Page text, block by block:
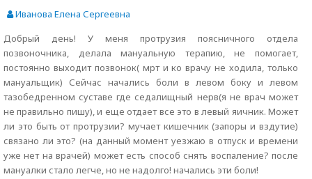
Иванова Елена Сергеевна
Добрый день! У меня протрузия поясничного отдела
позвоночника, делала мануальную терапию, не помогает,
постоянно выходит позвонок( мрт и ко врачу не ходила, только
мануальщик) Сейчас начались боли в левом боку и левом
тазобедренном суставе где седалищный нерв(я не врач может
не правильно пишу), и еще отдает все это в левый яичник. Может
ли это быть от протрузии? мучает кишечник (запоры и вздутие)
связано ли это? (на данный момент уезжаю в отпуск и времени
уже нет на врачей) может есть способ снять воспаление? после
мануалки стало легче, но не надолго! начались эти боли!